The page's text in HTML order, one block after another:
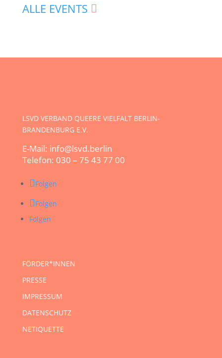
ALLE EVENTS
LSVD VERBAND QUEERE VIELFALT BERLIN-
BRANDENBURG E.V.
E-Mail: info@lsvd.berlin
Telefon: 030 – 75 43 77 00
Folgen
Folgen
Folgen
FÖRDER*INNEN
PRESSE
IMPRESSUM
DATENSCHUTZ
NETIQUETTE